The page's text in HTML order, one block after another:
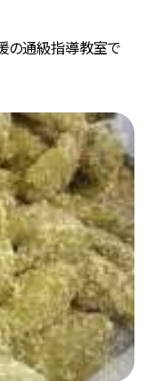
の通級指導教室で